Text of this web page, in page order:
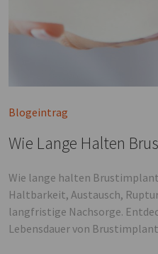
Blogeintrag
Wie Lange Halten
Wie lange halten
Haltbarkeit, Austausch,
langfristige Nachsorge.
Lebensdauer von